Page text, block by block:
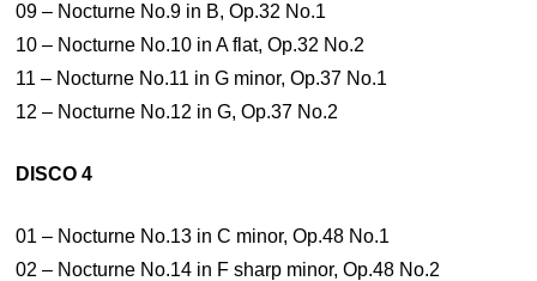
09 – Nocturne No.9 in B, Op.32 No.1
10 – Nocturne No.10 in A flat, Op.32 No.2
11 – Nocturne No.11 in G minor, Op.37 No.1
12 – Nocturne No.12 in G, Op.37 No.2
DISCO 4
01 – Nocturne No.13 in C minor, Op.48 No.1
02 – Nocturne No.14 in F sharp minor, Op.48 No.2